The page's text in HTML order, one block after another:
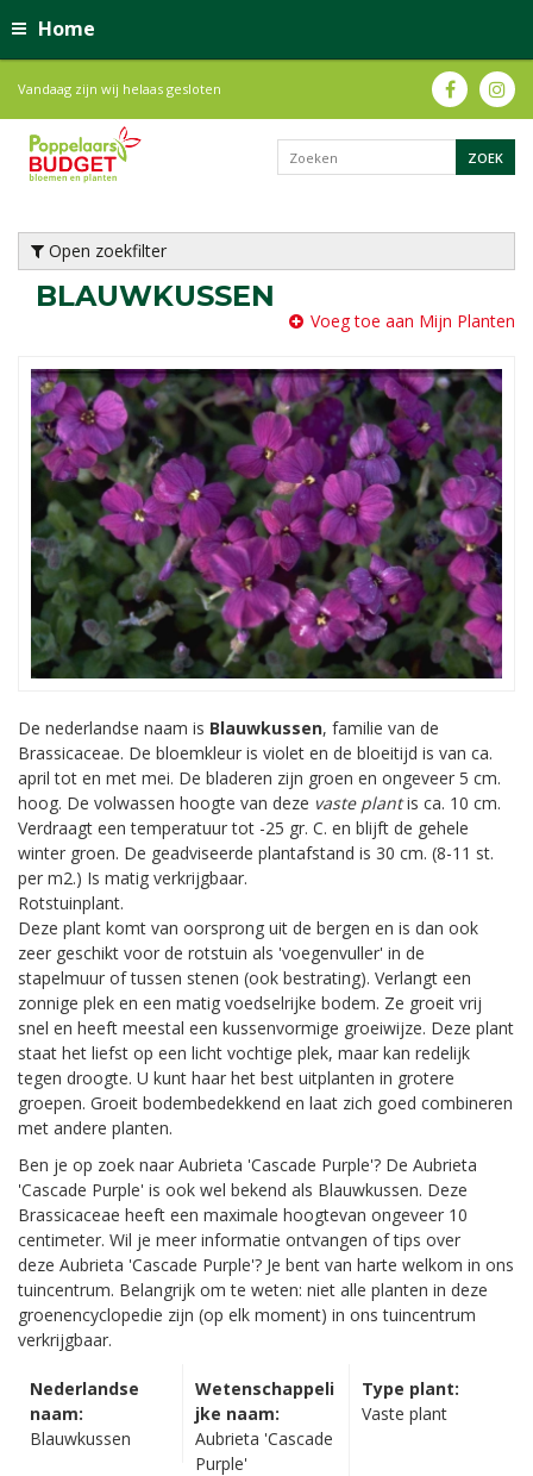
Home
Vandaag zijn wij helaas gesloten
Open zoekfilter
BLAUWKUSSEN
Voeg toe aan Mijn Planten
De nederlandse naam is Blauwkussen, familie van de
Brassicaceae. De bloemkleur is violet en de bloeitijd is van ca.
april tot en met mei. De bladeren zijn groen en ongeveer 5 cm.
hoog. De volwassen hoogte van deze vaste plantis ca. 10 cm.
Verdraagt een temperatuur tot -25 gr. C. en blijft de gehele
winter groen. De geadviseerde plantafstand is 30 cm. (8-11 st.
per m2.) Is matig verkrijgbaar.
Rotstuinplant.
Deze plant komt van oorsprong uit de bergen en is dan ook
zeer geschikt voor de rotstuin als 'voegenvuller' in de
stapelmuur of tussen stenen (ook bestrating). Verlangt een
zonnige plek en een matig voedselrijke bodem. Ze groeit vrij
snel en heeft meestal een kussenvormige groeiwijze. Deze plant
staat het liefst op een licht vochtige plek, maar kan redelijk
tegen droogte. U kunt haar het best uitplanten in grotere
groepen. Groeit bodembedekkend en laat zich goed combineren
met andere planten.
Ben je op zoek naar Aubrieta 'Cascade Purple'? De Aubrieta
'Cascade Purple' is ook wel bekend als Blauwkussen. Deze
Brassicaceae heeft een maximale hoogtevan ongeveer 10
centimeter. Wil je meer informatie ontvangen of tips over
deze Aubrieta 'Cascade Purple'? Je bent van harte welkom in ons
tuincentrum. Belangrijk om te weten: niet alle planten in deze
groenencyclopedie zijn (op elk moment) in ons tuincentrum
verkrijgbaar.
Nederlandse
naam:
Blauwkussen
Wetenschappeli
jke naam:
Aubrieta 'Cascade
Purple'
Type plant:
Vaste plant